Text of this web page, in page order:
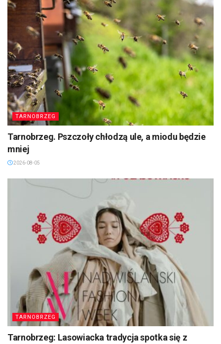
TARNOBRZEG
Tarnobrzeg. Pszczoły chłodzą ule, a miodu będzie
mniej
2026-08-05
TARNOBRZEG
Tarnobrzeg: Lasowiacka tradycja spotka się z